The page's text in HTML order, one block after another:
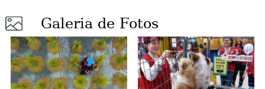
Galeria de Fotos